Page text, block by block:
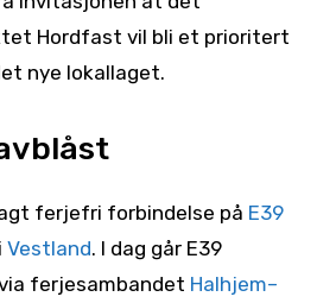
Hordfast vil bli et prioritert
nye lokallaget.
ferjefri forbindelse på E39
i Vestland. I dag går E39
ferjesambandet Halhjem–